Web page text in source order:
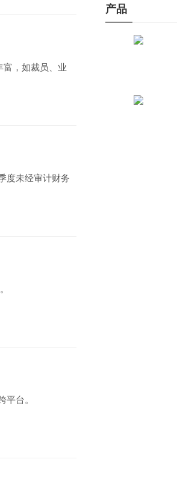
富，如裁员、业
度未经审计财务
平台。
产品